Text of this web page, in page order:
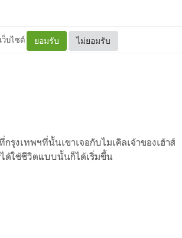
ว็บไซต์ ยอมรับ ไม่ยอมรับ
รุงเทพฯที่นั้นเขาเจอกับไมเคิลเจ้าของเฮ้าส์
ได้ใช้ชีวิตแบบนั้นก็ได้เริ่มขึ้น